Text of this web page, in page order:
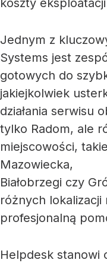
koszty
Jednym z
Systems jest
gotowych do
jakiejkolwiek
działania serwisu
tylko Radom, ale
miejscowości,
Mazowiecka,
Białobrzegi czy
różnych lokalizacji
profesjonalną
Helpdesk stanowi